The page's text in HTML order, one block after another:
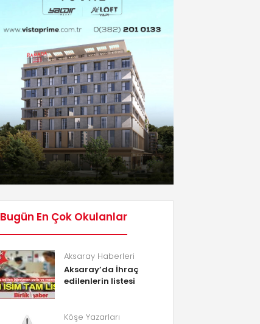
Bugün En Çok Okulanlar
Aksaray Haberleri
Aksaray’da İhraç
edilenlerin listesi
Köşe Yazarları